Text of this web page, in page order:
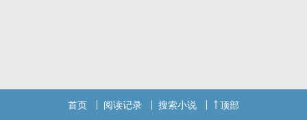
首页 阅读记录 搜索小说 顶部